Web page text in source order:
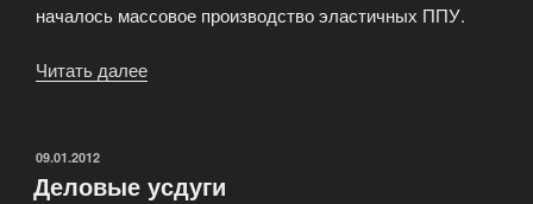
началось массовое производство эластичных ППУ.
Читать далее
ОПУБЛИКОВАНО
09.01.2012
Деловые усдуги